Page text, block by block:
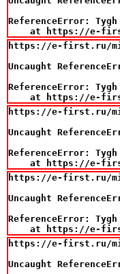
ReferenceError:
at https://e-
https://e-first.ru/
Uncaught
ReferenceError:
at https://e-
https://e-first.ru/
Uncaught
ReferenceError:
at https://e-
https://e-first.ru/
Uncaught
ReferenceError:
at https://e-
https://e-first.ru/
Uncaught